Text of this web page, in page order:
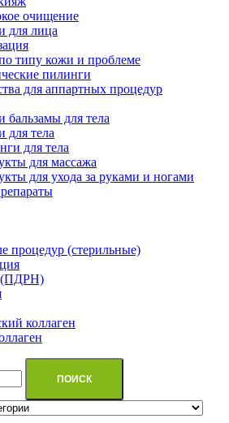
очищение
для лица
типу кожи и проблеме
пилинги
для аппартных процедур
бальзамы для тела
для тела
для тела
для массажа
для ухода за руками и ногами
процедур (стерильные)
(ПДРН)
коллаген
ПОИСК